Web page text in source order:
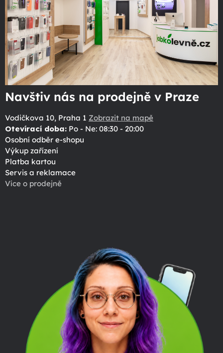
Navštiv nás na prodejně v Praze
Vodičkova 10, Praha 1 Zobrazit na mapě
Otevírací doba: Po - Ne: 08:30 - 20:00
Osobní odběr e-shopu
Výkup zařízení
Platba kartou
Servis a reklamace
Více o prodejně